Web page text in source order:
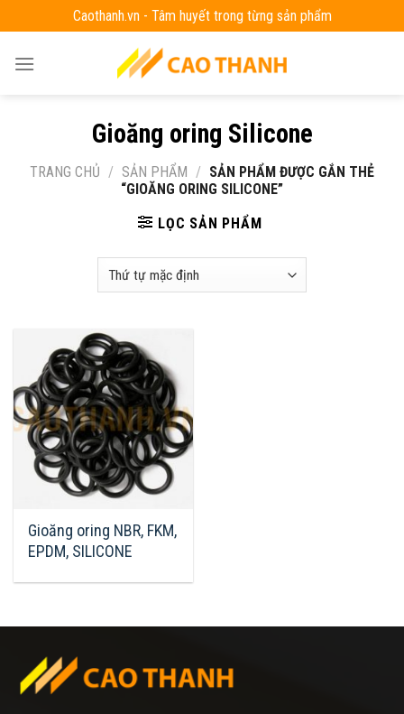
to
content
Caothanh.vn - Tâm huyết trong từng sản phẩm
Gioăng oring Silicone
TRANG CHỦ / SẢN PHẨM / SẢN PHẨM ĐƯỢC GẮN THẺ
“GIOĂNG ORING SILICONE”
LỌC SẢN PHẨM
Gioăng oring NBR, FKM,
EPDM, SILICONE